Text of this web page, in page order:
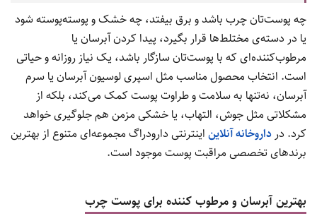
چه پوست‌تان چرب باشد و برق بیفتد، چه خشک و پوسته‌پوسته شود
یا در دسته‌ی مختلط‌ها قرار بگیرد، پیدا کردن آبرسان یا
مرطوب‌کننده‌ای که با پوست‌تان سازگار باشد، یک نیاز روزانه و حیاتی
است. انتخاب محصول مناسب مثل اسپری لوسیون آبرسان یا سرم
آبرسان، نه‌تنها به سلامت و طراوت پوست کمک می‌کند، بلکه از
مشکلاتی مثل جوش، التهاب، یا خشکی مزمن هم جلوگیری خواهد
کرد. در داروخانه آنلاین اینترنتی دارودراگ مجموعه‌ای متنوع از بهترین
برندهای تخصصی مراقبت پوست موجود است.
بهترین آبرسان و مرطوب کننده برای پوست چرب